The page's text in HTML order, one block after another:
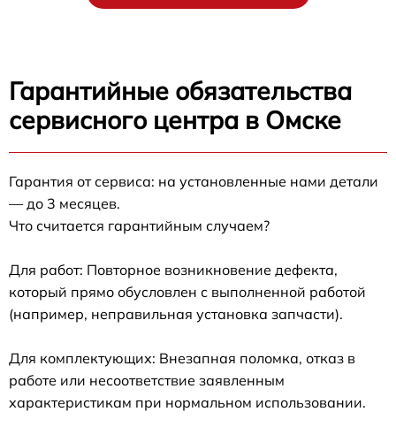
Гарантийные обязательства
сервисного центра в Омске
Гарантия от сервиса: на установленные нами детали
— до 3 месяцев.
Что считается гарантийным случаем?
Для работ: Повторное возникновение дефекта,
который прямо обусловлен с выполненной работой
(например, неправильная установка запчасти).
Для комплектующих: Внезапная поломка, отказ в
работе или несоответствие заявленным
характеристикам при нормальном использовании.